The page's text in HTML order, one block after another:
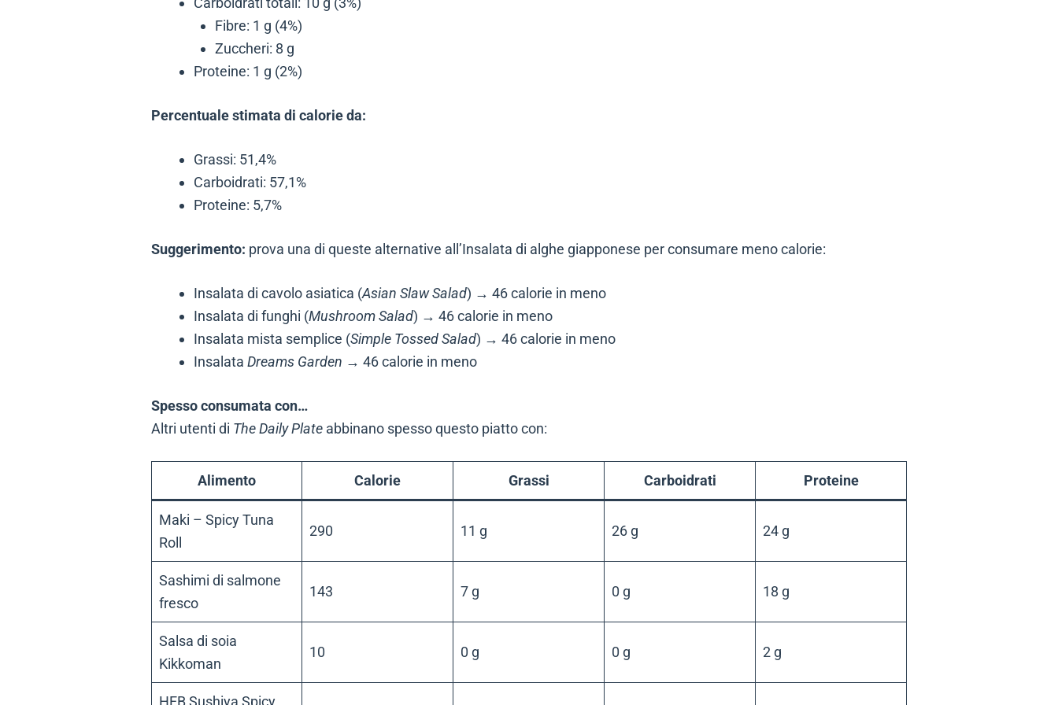
Fibre: 1 g (4%)
Zuccheri: 8 g
Proteine: 1 g (2%)
Percentuale stimata di calorie da:
Grassi: 51,4%
Carboidrati: 57,1%
Proteine: 5,7%
Suggerimento: prova una di queste alternative all’Insalata di alghe giapponese per consumare meno calorie:
Insalata di cavolo asiatica (Asian Slaw Salad) → 46 calorie in meno
Insalata di funghi (Mushroom Salad) → 46 calorie in meno
Insalata mista semplice (Simple Tossed Salad) → 46 calorie in meno
Insalata Dreams Garden → 46 calorie in meno
Spesso consumata con…
Altri utenti di The Daily Plate abbinano spesso questo piatto con:
Alimento Calorie Grassi Carboidrati Proteine
Maki – Spicy Tuna
Roll
290 11 g 26 g 24 g
Sashimi di salmone
fresco
143 7 g 0 g 18 g
Salsa di soia
Kikkoman
10 0 g 0 g 2 g
HEB Sushiya Spicy